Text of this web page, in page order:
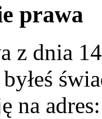
prawa
z dnia
na